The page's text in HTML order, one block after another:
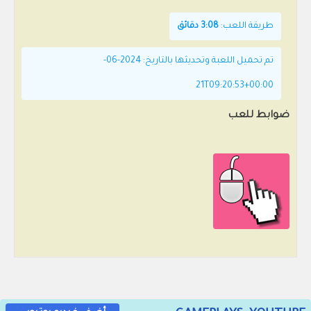
طريقة اللعب: 3:08 دقائق
تم تحميل اللعبة وتحديثها بالتاريخ: 2024-06-
21T09:20:53+00:00
ضوابط للعب